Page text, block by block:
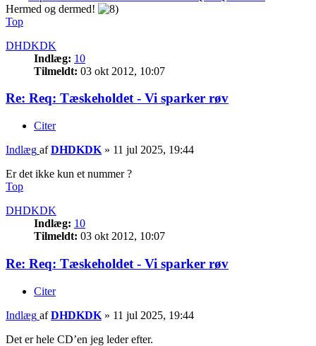
Hermed og dermed!
Top
DHDKDK
Indlæg: 10
Tilmeldt: 03 okt 2012, 10:07
Re: Req: Tæskeholdet - Vi sparker røv
Citer
Indlæg afDHDKDK » 11 jul 2025, 19:44
Er det ikke kun et nummer ?
Top
DHDKDK
Indlæg: 10
Tilmeldt: 03 okt 2012, 10:07
Re: Req: Tæskeholdet - Vi sparker røv
Citer
Indlæg afDHDKDK » 11 jul 2025, 19:44
Det er hele CD’en jeg leder efter.